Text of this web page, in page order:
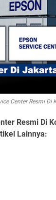
Center Resmi
Resmi Di
Lainnya: